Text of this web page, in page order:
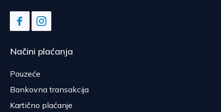
Načini plaćanja
Pouzeće
Bankovna transakcija
Kartično plaćanje